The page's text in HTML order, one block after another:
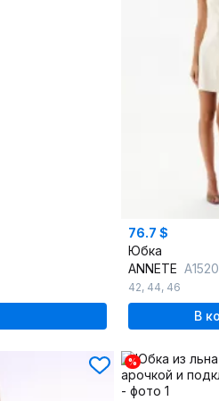
76.7 $
Юбка
ANNETE A1520
42, 44, 46
В
%